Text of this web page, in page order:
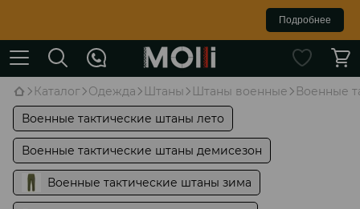
Подробнее
Каталог Одежда Штаны Штаны военные
Военные
Военные тактические штаны лето
Военные тактические штаны демисезон
Военные тактические штаны зима